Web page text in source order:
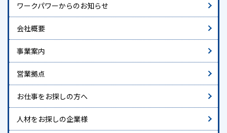
ワークパワーからのお知らせ
会社概要
事業案内
営業拠点
お仕事をお探しの方へ
人材をお探しの企業様